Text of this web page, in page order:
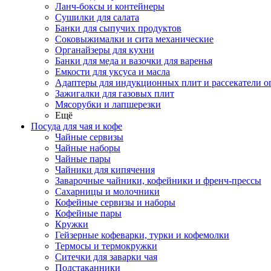
Ланч-боксы и контейнеры
Сушилки для салата
Банки для сыпучих продуктов
Соковыжималки и сита механические
Органайзеры для кухни
Банки для меда и вазочки для варенья
Емкости для уксуса и масла
Адаптеры для индукционных плит и рассекатели
Зажигалки для газовых плит
Мясорубки и лапшерезки
Ещё
Посуда для чая и кофе
Чайные сервизы
Чайные наборы
Чайные пары
Чайники для кипячения
Заварочные чайники, кофейники и френч-прессы
Сахарницы и молочники
Кофейные сервизы и наборы
Кофейные пары
Кружки
Гейзерные кофеварки, турки и кофемолки
Термосы и термокружки
Ситечки для заварки чая
Подстаканники